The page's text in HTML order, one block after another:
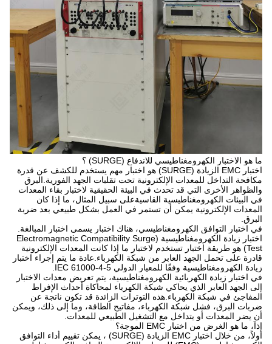
ما هو الاختبار الكهرومغناطيسي للاندفاع (SURGE) ؟
اختبار EMC الزيادة (SURGE) هو اختبار مهم يستخدم للكشف عن قدرة
مكافحة التداخل للمعدات الإلكترونية تحت تقلبات الجهد الفورية.البرق
والظواهر الأخرى التي قد تحدث في البيئة الحقيقية لاختبار بقاء المعدات
في البيئات الكهرومغناطيسية القاسيةعلى سبيل المثال، ما إذا كان
المعدات الإلكترونية يمكن أن تستمر في العمل بشكل طبيعي بعد ضربة
البرق.
في اختبار التوافق الكهرومغناطيسي، هناك اختبار يسمى اختبار المبالغة.
اختبار زيادة الكهرومغناطيسية (Electromagnetic Compatibility Surge
Test) هو طريقة اختبار تستخدم لاختبار ما إذا كانت المعدات الإلكترونية
قادرة على تحمل الجهد العابر من شبكة الكهرباء.عادة ما يتم إجراء اختبار
زيادة الكهرومغناطيسية وفقًا للمعيار الدولي IEC 61000-4-5.
في اختبار زيادة الكهربائية الكهرومغناطيسية، يتم تعريض معدات الاختبار
إلى الجهد العابر الذي يحاكي شبكة الكهرباء لمحاكاة أحداث الإفراط
المفاجئ في شبكة الكهرباء.هذه التوترات الزائدة قد تكون ناتجة عن
ضربات البرق، فشل شبكة الكهرباء، مفاتيح الطاقة، وما إلى ذلك، ويمكن
أن يضر المعدات أو يتداخل مع التشغيل الطبيعي للمعدات.
إذاً، ما هو الغرض من اختبار EMC الموجة؟
أولاً، من خلال اختبار EMC الزيادة (SURGE) ، يمكن تقييم أداء التوافق